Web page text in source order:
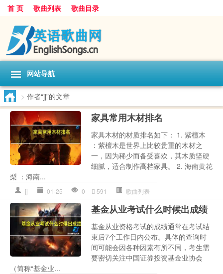
首 页 歌曲列表 歌曲目录
网站导航
> 作者“jj”的文章
家具常用木材排名
家具木材的材质排名如下： 1. 紫檀木
：紫檀木是世界上比较贵重的木材之
一，因为稀少而备受喜欢，其木质坚硬
细腻，适合制作高档家具。 2. 海南黄花
梨 ：海南...
jj 01-25 0 591 歌曲列表
基金从业考试什么时候出成绩
基金从业资格考试的成绩通常在考试结
束后7个工作日内公布。具体的查询时
间可能会因各种因素有所不同，考生需
要密切关注中国证券投资基金业协会
（简称“基金业...